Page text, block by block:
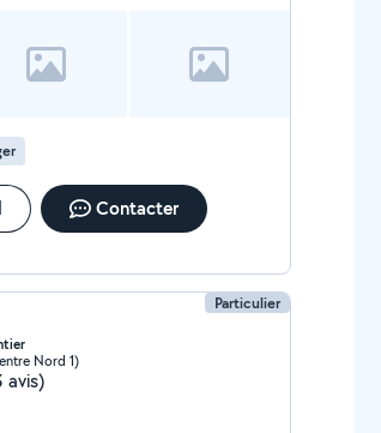
Contacter
Particulier
Nord 1)
avis)